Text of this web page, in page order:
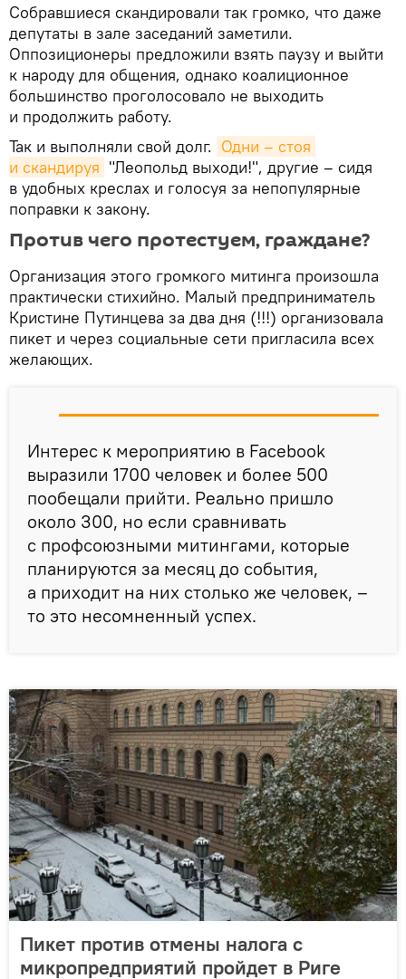
Собравшиеся скандировали так громко, что даже
депутаты в зале заседаний заметили.
Оппозиционеры предложили взять паузу и выйти
к народу для общения, однако коалиционное
большинство проголосовало не выходить
и продолжить работу.
Так и выполняли свой долг. Одни – стоя
и скандируя "Леопольд выходи!", другие – сидя
в удобных креслах и голосуя за непопулярные
поправки к закону.
Против чего протестуем, граждане?
Организация этого громкого митинга произошла
практически стихийно. Малый предприниматель
Кристине Путинцева за два дня (!!!) организовала
пикет и через социальные сети пригласила всех
желающих.
Интерес к мероприятию в Facebook
выразили 1700 человек и более 500
пообещали прийти. Реально пришло
около 300, но если сравнивать
с профсоюзными митингами, которые
планируются за месяц до события,
а приходит на них столько же человек, –
то это несомненный успех.
Пикет против отмены налога с
микропредприятий пройдет в Риге